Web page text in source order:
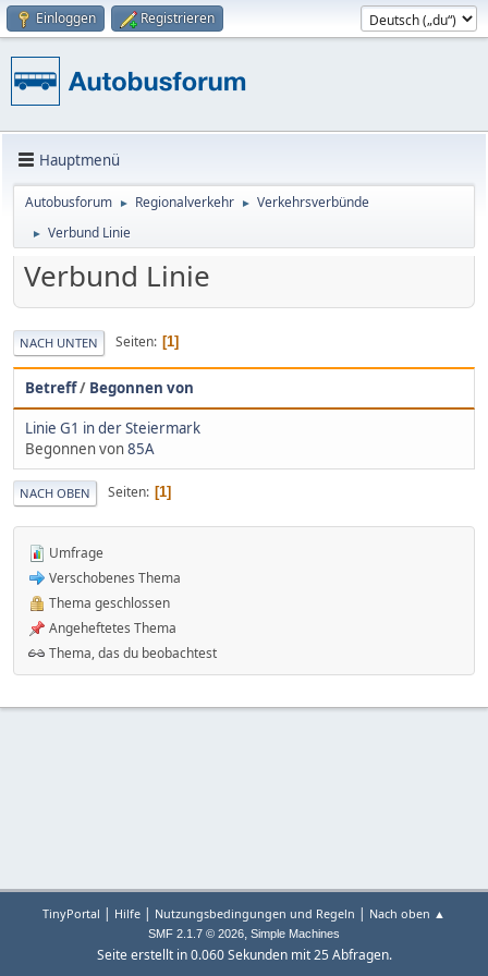
Einloggen Registrieren
Hauptmenü
Autobusforum ► Regionalverkehr ► Verkehrsverbünde
► Verbund Linie
Verbund Linie
NACH UNTEN Seiten 1
Betreff/ Begonnen von
Linie G1 in der Steiermark
Begonnen von85A
NACH OBEN Seiten 1
Umfrage
Verschobenes Thema
Thema geschlossen
Angeheftetes Thema
Thema, das du beobachtest
TinyPortal | Hilfe | Nutzungsbedingungen und Regeln | Nach oben ▲
SMF 2.1.7 © 2026, Simple Machines
Seite erstellt in 0.060 Sekunden mit 25 Abfragen.